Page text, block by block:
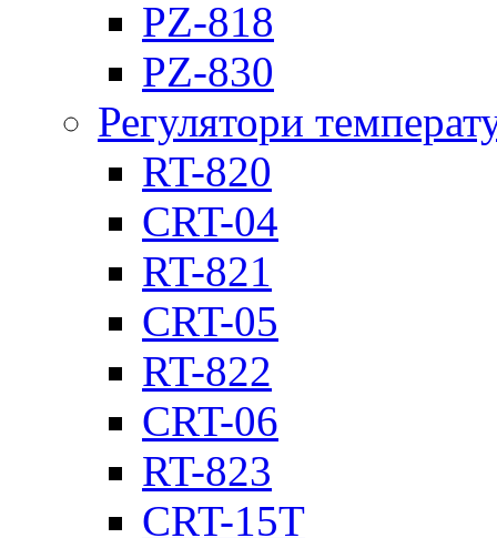
PZ-818
PZ-830
Регулятори
RT-820
CRT-04
RT-821
CRT-05
RT-822
CRT-06
RT-823
CRT-15T